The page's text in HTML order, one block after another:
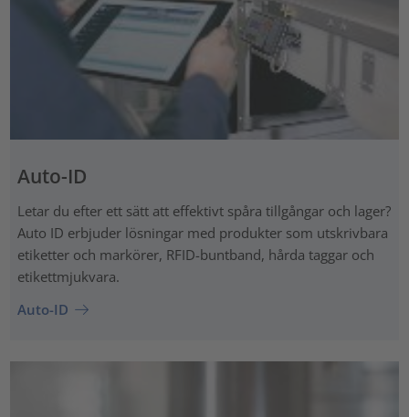
Auto-ID
Letar du efter ett sätt att effektivt spåra tillgångar och lager?
Auto ID erbjuder lösningar med produkter som utskrivbara
etiketter och markörer, RFID-buntband, hårda taggar och
etikettmjukvara.
Auto-ID